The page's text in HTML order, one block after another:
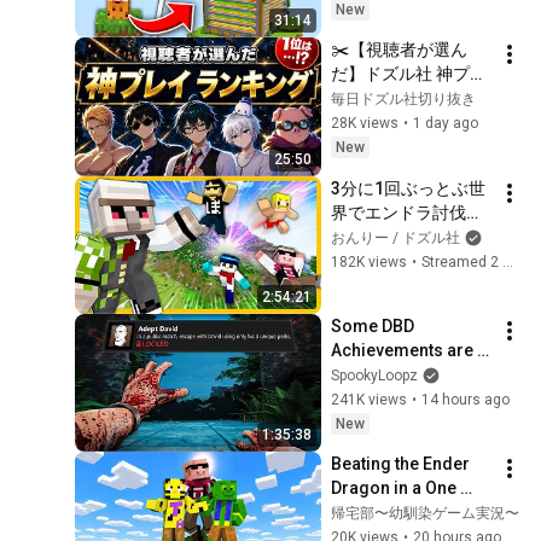
31:14
New
25:50
✂️【視聴者が選ん
だ】ドズル社 神プレ
イランキング
TOP23【マイクラ切
り抜き】
毎日ドズル社切り抜き
28K views • 1 day ago
New
2:54:21
3分に1回ぶっとぶ世
界でエンドラ討伐！
するまで重大告知で
きません【おんりー
おんりー / ドズル社
182K views •
1:35:38
Some DBD
Achievements are
Ridiculous! - Ep. 2
SpookyLoopz
241K views • 14 hours ago
New
Beating the Ender
Dragon in a One
Block World
Challenge【Minecra
帰宅部〜幼馴染ゲーム実況〜